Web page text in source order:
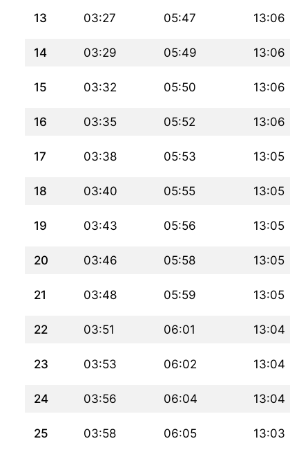
13 03:27 05:47 13:06
14 03:29 05:49 13:06
15 03:32 05:50 13:06
16 03:35 05:52 13:06
17 03:38 05:53 13:05
18 03:40 05:55 13:05
19 03:43 05:56 13:05
20 03:46 05:58 13:05
21 03:48 05:59 13:05
22 03:51 06:01 13:04
23 03:53 06:02 13:04
24 03:56 06:04 13:04
25 03:58 06:05 13:03